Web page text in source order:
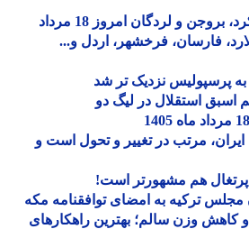
جدول قطعی برق شهرکرد، بروجن و لردگان امروز 18 مرداد
فارسان، فرخشهر، اردل و...
نزدیک تر شد
استقلال در لیگ دو
مرتب در تغییر و تحول است و
هم مشهورتر است!
ترکیه به امضای توافقنامه مکه
وزن سالم؛ بهترین راهکارهای